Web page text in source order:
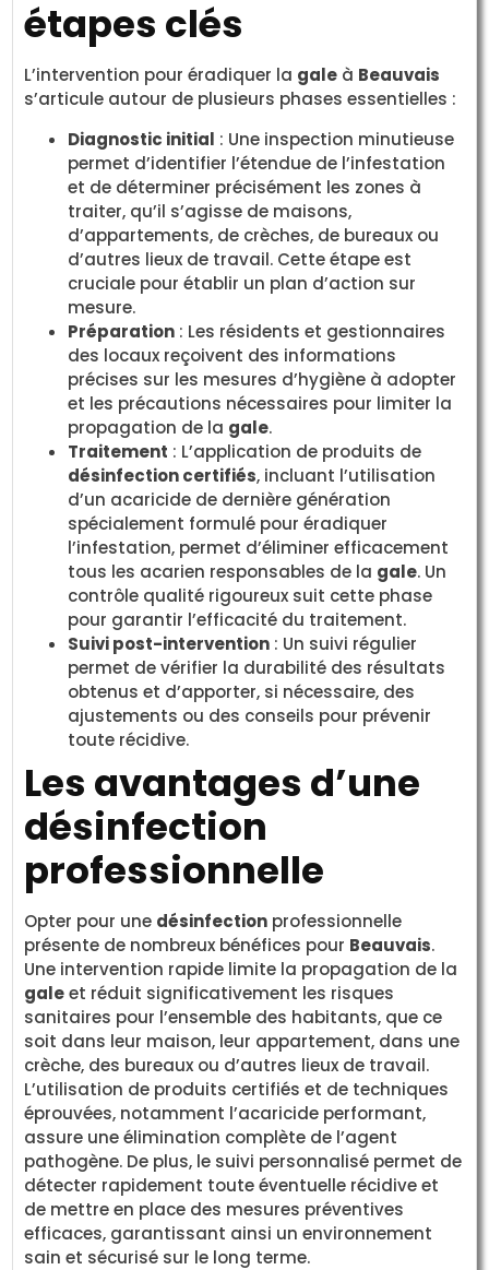
étapes clés
L’intervention pour éradiquer la gale à Beauvais
s’articule autour de plusieurs phases essentielles :
Diagnostic initial : Une inspection minutieuse
permet d’identifier l’étendue de l’infestation
et de déterminer précisément les zones à
traiter, qu’il s’agisse de maisons,
d’appartements, de crèches, de bureaux ou
d’autres lieux de travail. Cette étape est
cruciale pour établir un plan d’action sur
mesure.
Préparation : Les résidents et gestionnaires
des locaux reçoivent des informations
précises sur les mesures d’hygiène à adopter
et les précautions nécessaires pour limiter la
propagation de la gale.
Traitement : L’application de produits de
désinfection certifiés, incluant l’utilisation
d’un acaricide de dernière génération
spécialement formulé pour éradiquer
l’infestation, permet d’éliminer efficacement
tous les acarien responsables de la gale. Un
contrôle qualité rigoureux suit cette phase
pour garantir l’efficacité du traitement.
Suivi post-intervention : Un suivi régulier
permet de vérifier la durabilité des résultats
obtenus et d’apporter, si nécessaire, des
ajustements ou des conseils pour prévenir
toute récidive.
Les avantages d’une
désinfection
professionnelle
Opter pour une désinfection professionnelle
présente de nombreux bénéfices pour Beauvais.
Une intervention rapide limite la propagation de la
galeet réduit significativement les risques
sanitaires pour l’ensemble des habitants, que ce
soit dans leur maison, leur appartement, dans une
crèche, des bureaux ou d’autres lieux de travail.
L’utilisation de produits certifiés et de techniques
éprouvées, notamment l’acaricide performant,
assure une élimination complète de l’agent
pathogène. De plus, le suivi personnalisé permet de
détecter rapidement toute éventuelle récidive et
de mettre en place des mesures préventives
efficaces, garantissant ainsi un environnement
sain et sécurisé sur le long terme.